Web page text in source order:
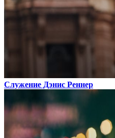
Служение Дэнис Реннер